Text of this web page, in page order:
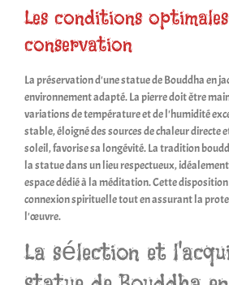
Les conditions
conservation
La préservation d'une statue de Bouddha en
environnement adapté. La pierre doit être
variations de température et de l'humidité
stable, éloigné des sources de chaleur directe
soleil, favorise sa longévité. La tradition
la statue dans un lieu respectueux,
espace dédié à la méditation. Cette
connexion spirituelle tout en assurant la
l'œuvre.
La sélection et